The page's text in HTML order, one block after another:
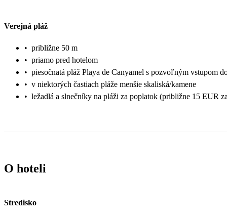
Verejná pláž
• približne 50 m
• priamo pred hotelom
• piesočnatá pláž Playa de Canyamel s pozvoľným vstupom
• v niektorých častiach pláže menšie skaliská/kamene
• ležadlá a slnečníky na pláži za poplatok (približne 15 EUR
O hoteli
Stredisko